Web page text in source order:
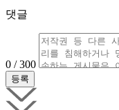
댓글
0 / 300